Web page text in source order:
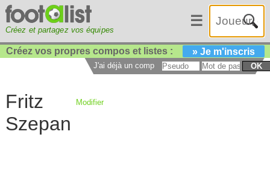
Créez et partagez vos équipes
☰
Créez vos propres compos et listes : » Je m'inscris
J'ai déjà un compte : OK
Fritz
Szepan
Modifier